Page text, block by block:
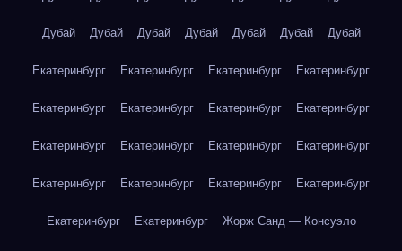
Дубай Дубай Дубай Дубай Дубай Дубай Дубай
Екатеринбург Екатеринбург Екатеринбург Екатеринбург
Екатеринбург Екатеринбург Екатеринбург Екатеринбург
Екатеринбург Екатеринбург Екатеринбург Екатеринбург
Екатеринбург Екатеринбург Екатеринбург Екатеринбург
Екатеринбург Екатеринбург Жорж Санд — Консуэло